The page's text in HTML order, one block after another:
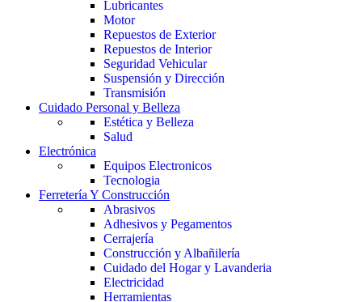
Lubricantes
Motor
Repuestos de Exterior
Repuestos de Interior
Seguridad Vehicular
Suspensión y Dirección
Transmisión
Cuidado Personal y Belleza
Estética y Belleza
Salud
Electrónica
Equipos Electronicos
Tecnologia
Ferretería Y Construcción
Abrasivos
Adhesivos y Pegamentos
Cerrajería
Construcción y Albañilería
Cuidado del Hogar y Lavanderia
Electricidad
Herramientas